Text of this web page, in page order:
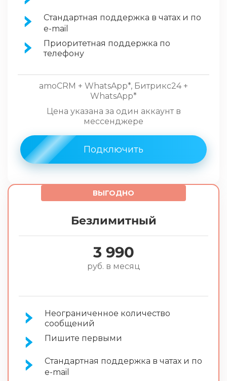
Стандартная поддержка в чатах и по
e-mail
Приоритетная поддержка по
телефону
amoCRM + WhatsApp*, Битрикс24 +
WhatsApp*
Цена указана за один аккаунт в
мессенджере
Подключить
ВЫГОДНО
Безлимитный
3 990
руб. в месяц
Неограниченное количество
сообщений
Пишите первыми
Стандартная поддержка в чатах и по
e-mail